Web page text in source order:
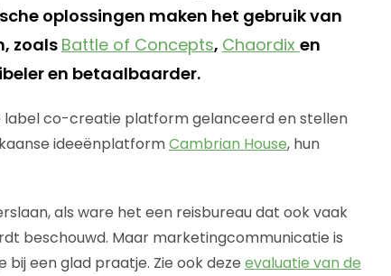
oplossingen maken het gebruik van
zoalsBattle of Concepts, Chaordix en
en betaalbaarder.
label co-creatie platform gelanceerd en stellen
ideeënplatformCambrian House, hun
als ware het een reisbureau dat ook vaak
beschouwd. Maar marketingcommunicatie is
een glad praatje. Zie ook deze evaluatie van de